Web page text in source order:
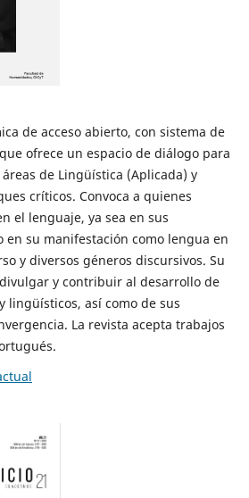
de acceso abierto, con sistema de
ofrece un espacio de diálogo para
de Lingüística (Aplicada) y
críticos. Convoca a quienes
el lenguaje, ya sea en sus
en su manifestación como lengua en
y diversos géneros discursivos. Su
y contribuir al desarrollo de
lingüísticos, así como de sus
La revista acepta trabajos